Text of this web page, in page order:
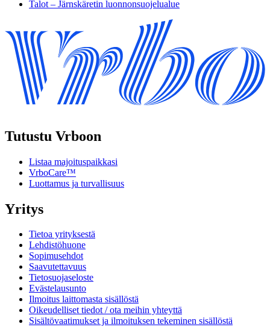
Talot – Järnskäretin luonnonsuojelualue
Tutustu Vrboon
Listaa majoituspaikkasi
VrboCare™
Luottamus ja turvallisuus
Yritys
Tietoa yrityksestä
Lehdistöhuone
Sopimusehdot
Saavutettavuus
Tietosuojaseloste
Evästelausunto
Ilmoitus laittomasta sisällöstä
Oikeudelliset tiedot / ota meihin yhteyttä
Sisältövaatimukset ja ilmoituksen tekeminen sisällöstä